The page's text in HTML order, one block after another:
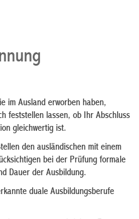
im Ausland erworben haben,
feststellen lassen, ob Ihr Abschluss
gleichwertig ist.
den ausländischen mit einem
bei der Prüfung formale
Dauer der Ausbildung.
duale Ausbildungsberufe